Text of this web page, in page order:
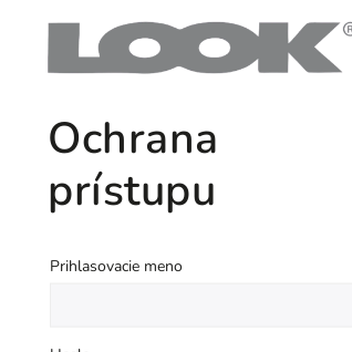
Ochrana
prístupu
Prihlasovacie meno